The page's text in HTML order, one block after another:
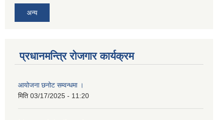
अन्य
प्रधानमन्त्रि रोजगार कार्यक्रम
आयोजना छनोट सम्वन्धमा ।
मिति 03/17/2025 - 11:20